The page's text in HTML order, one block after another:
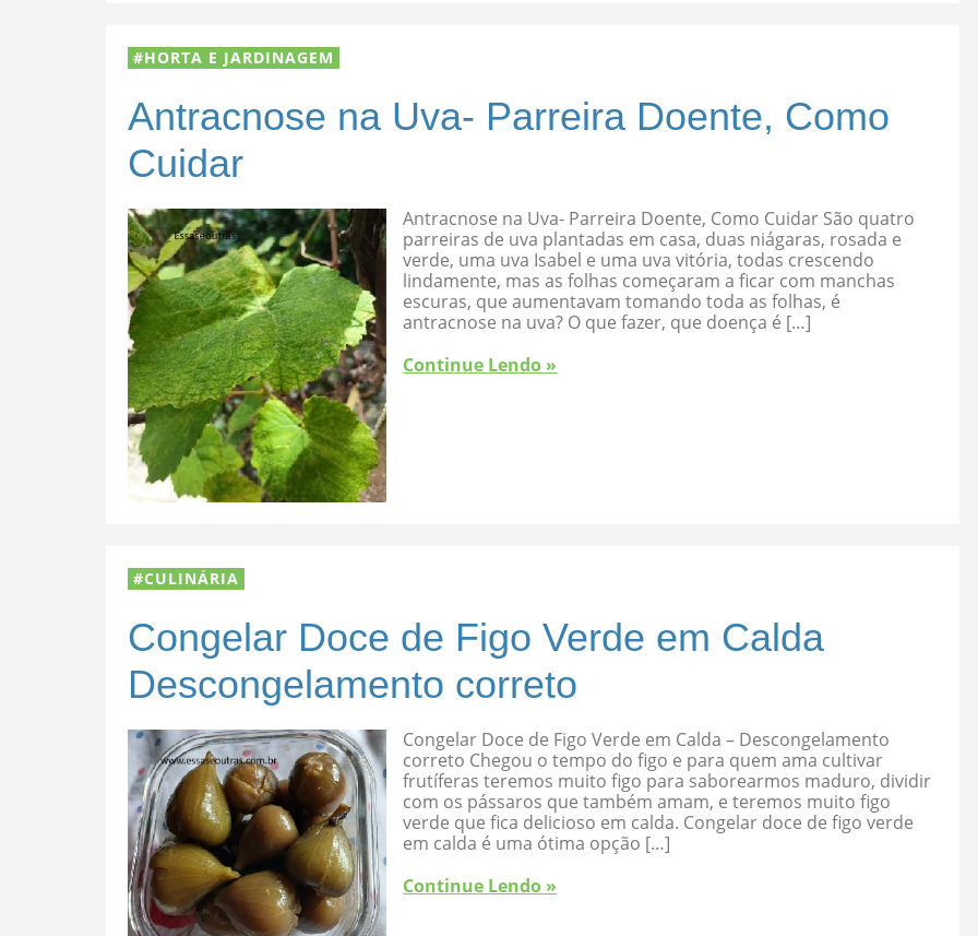
HORTA E JARDINAGEM
Antracnose na Uva- Parreira Doente, Como
Cuidar
Antracnose na Uva- Parreira Doente, Como Cuidar São quatro
parreiras de uva plantadas em casa, duas niágaras, rosada e
verde, uma uva Isabel e uma uva vitória, todas crescendo
lindamente, mas as folhas começaram a ficar com manchas
escuras, que aumentavam tomando toda as folhas, é
antracnose na uva? O que fazer, que doença é […]
Continue Lendo »
CULINÁRIA
Congelar Doce de Figo Verde em Calda
Descongelamento correto
Congelar Doce de Figo Verde em Calda – Descongelamento
correto Chegou o tempo do figo e para quem ama cultivar
frutíferas teremos muito figo para saborearmos maduro, dividir
com os pássaros que também amam, e teremos muito figo
verde que fica delicioso em calda. Congelar doce de figo verde
em calda é uma ótima opção […]
Continue Lendo »